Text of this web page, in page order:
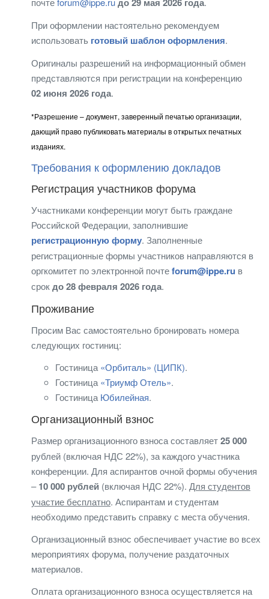
При оформлении настоятельно рекомендуем
использовать готовый шаблон оформления.
Оригиналы разрешений на информационный обмен
представляются при регистрации на конференцию
02 июня 2026 года.
*Разрешение – документ, заверенный печатью организации,
дающий право публиковать материалы в открытых печатных
изданиях.
Требования к оформлению докладов
Регистрация участников форума
Участниками конференции могут быть граждане
Российской Федерации, заполнившие
регистрационную форму. Заполненные
регистрационные формы участников направляются в
оргкомитет по электронной почтеforum@ippe.ru в
срокдо 28 февраля 2026 года.
Проживание
Просим Вас самостоятельно бронировать номера
следующих гостиниц:
Гостиница «Орбиталь» (ЦИПК).
Гостиница «Триумф Отель».
Гостиница Юбилейная.
Организационный взнос
Размер организационного взноса составляет25 000
рублей (включая НДС 22%), за каждого участника
конференции. Для аспирантов очной формы обучения
–10 000 рублей (включая НДС 22%). Для студентов
участие бесплатно. Аспирантам и студентам
необходимо представить справку с места обучения.
Организационный взнос обеспечивает участие во всех
мероприятиях форума, получение раздаточных
материалов.
Оплата организационного взноса осуществляется на